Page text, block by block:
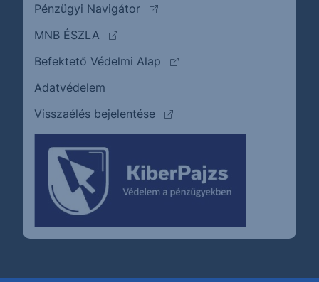
Pénzügyi Navigátor
(külső oldalra ugrik)
MNB ÉSZLA
(külső oldalra ugrik)
Befektető Védelmi Alap
(külső oldalra ugrik)
Adatvédelem
Visszaélés bejelentése
(külső oldalra ugrik)